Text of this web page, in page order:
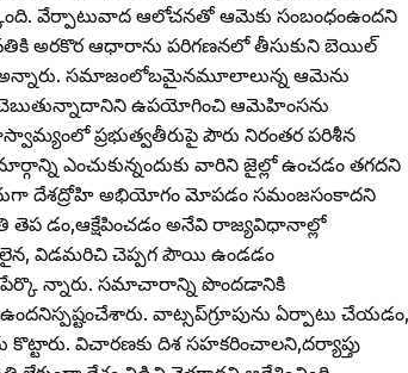
వేర్పాటువాద ఆలోచనతో ఆమెకు సంబంధంఉందని
అరకొర ఆధారాను పరిగణనలో తీసుకుని బెయిల్‌
అన్నారు. సమాజంలోబమైనమూలాలున్న ఆమెను
చెబుతున్నాదానిని ఉపయోగించి ఆమెహింసను
ప్రభుత్వతీరుపై పౌరు నిరంతర పరిశీన
ఎంచుకున్నందుకు వారిని జైల్లో ఉంచడం తగదని
దేశద్రోహి అభియోగం మోపడం సమంజసంకాదని
డం,ఆక్షేపించడం అనేవి రాజ్యవిధానాల్లో
విడమరిచి చెప్పగ పౌయి ఉండడం
న్నారు. సమాచారాన్ని పొందడానికి
వాట్సప్‌గ్రూపును ఏర్పాటు చేయడం,
విచారణకు దిశ సహకరించాల‌ని,దర్యాప్తు